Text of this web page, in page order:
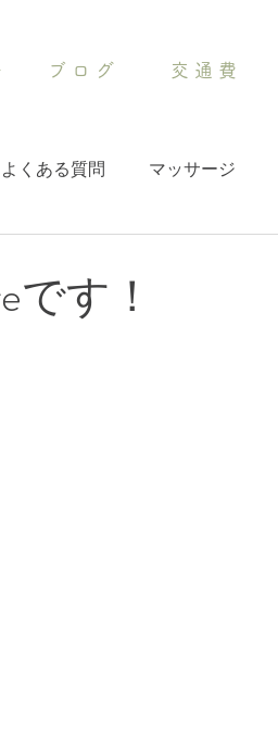
ブ ロ グ 交 通 費
よくある質問 マッサージ
す！